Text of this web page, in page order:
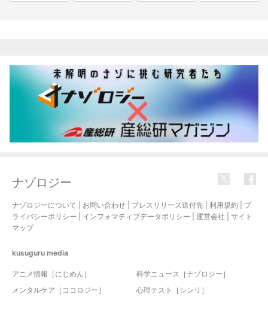
ナゾロジー
ナゾロジーについて お問い合わせ プレスリリース送付先 利用規約
プ
ライバシーポリシー
インフォマティブデータポリシー 運営会社
サイト
マップ
kusuguru media
アニメ情報［にじめん］
科学ニュース［ナゾロジー］
メンタルケア［ココロジー］
心理テスト［シンリ］